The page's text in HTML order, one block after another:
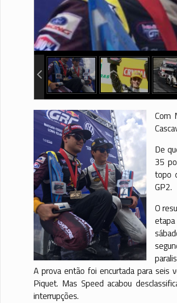
info heading
info content
Com
De
35
topo
GP2.
O
A prova então foi encurtada para seis
Piquet. Mas Speed acabou
interrupções.